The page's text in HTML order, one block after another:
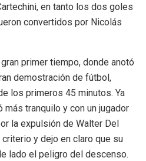
en tanto los dos goles
convertidos por Nicolás
primer tiempo, donde anotó
demostración de fútbol,
los primeros 45 minutos. Ya
tranquilo y con un jugador
la expulsión de Walter Del
y dejo en claro que su
lado el peligro del descenso.